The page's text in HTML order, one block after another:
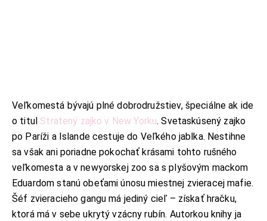
Veľkomestá bývajú plné dobrodružstiev, špeciálne ak ide
o titul Stratený zajko v New Yorku. Svetaskúsený zajko
po Paríži a Islande cestuje do Veľkého jablka. Nestihne
sa však ani poriadne pokochať krásami tohto rušného
veľkomesta a v newyorskej zoo sa s plyšovým mackom
Eduardom stanú obeťami únosu miestnej zvieracej mafie.
Šéf zvieracieho gangu má jediný cieľ – získať hračku,
ktorá má v sebe ukrytý vzácny rubín. Autorkou knihy ja
KONTAKT
ADRESA:
Jantárová 30, Košice
TELEFÓN:
+421 901 762 147
EMAIL:
ahoj@lalala.sk
Pon - Pia/ 9:00 - 15:00